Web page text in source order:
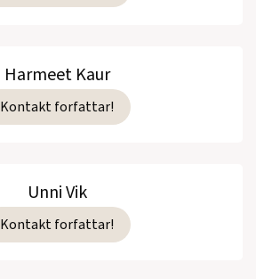
Harmeet Kaur
Kontakt forfattar!
Unni Vik
Kontakt forfattar!